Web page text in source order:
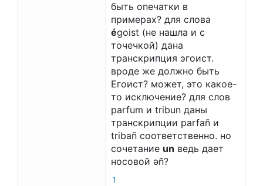
быть опечатки в
примерах? для слова
égoist (не нашла и с
точечкой) дана
транскрипция эгоист.
вроде же должно быть
Егоист? может, это какое-
то исключение? для слов
parfum и tribun даны
транскрипции parfаñ и
tribаñ соответственно. но
сочетание un ведь дает
носовой əñ?
1